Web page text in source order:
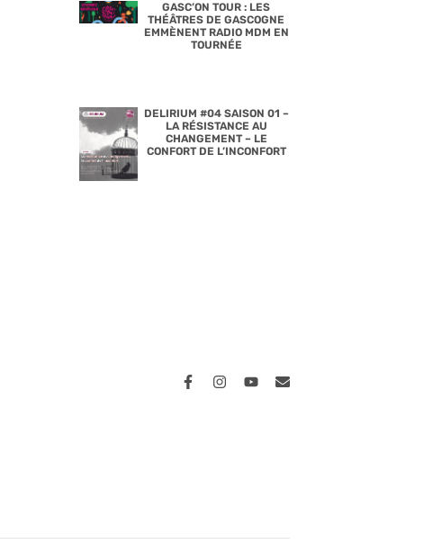
GASC’ON TOUR : LES
THÉÂTRES DE GASCOGNE
EMMÈNENT RADIO MDM EN
TOURNÉE
DELIRIUM #04 SAISON 01 –
LA RÉSISTANCE AU
CHANGEMENT – LE
CONFORT DE L’INCONFORT